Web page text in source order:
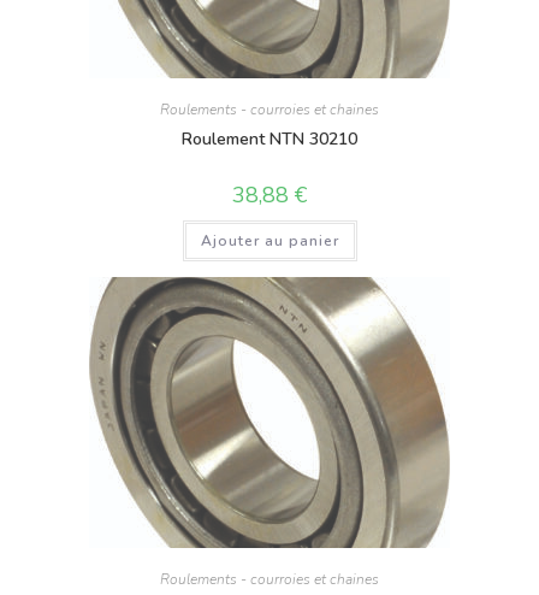
Roulements - courroies et chaines
Roulement NTN 30210
38,88 €
Ajouter au panier
Roulements - courroies et chaines